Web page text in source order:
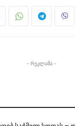
- რეკლამა -